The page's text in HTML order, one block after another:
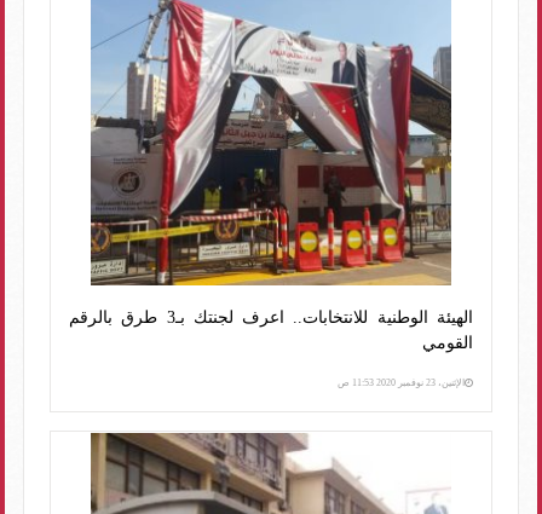
الهيئة الوطنية للانتخابات.. اعرف لجنتك بـ3 طرق بالرقم
القومي
الإثنين، 23 نوفمبر 2020 11:53 ص